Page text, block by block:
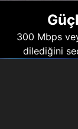
300 Mbps
dilediğini